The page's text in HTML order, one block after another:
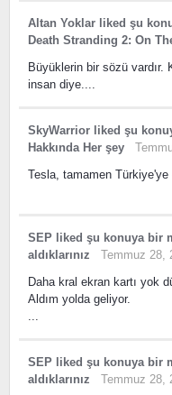
Altan Yoklar liked şu
Death Stranding 2: On
Büyüklerin bir sözü vardır.
insan diye....
SkyWarrior liked şu
Hakkında Her şey
Tesla, tamamen Türkiye'ye
SEP liked şu konuya bir
aldıklarınız
Temmuz 28,
Daha kral ekran kartı yok
Aldım yolda geliyor.
SEP liked şu konuya bir
aldıklarınız
Temmuz 28,